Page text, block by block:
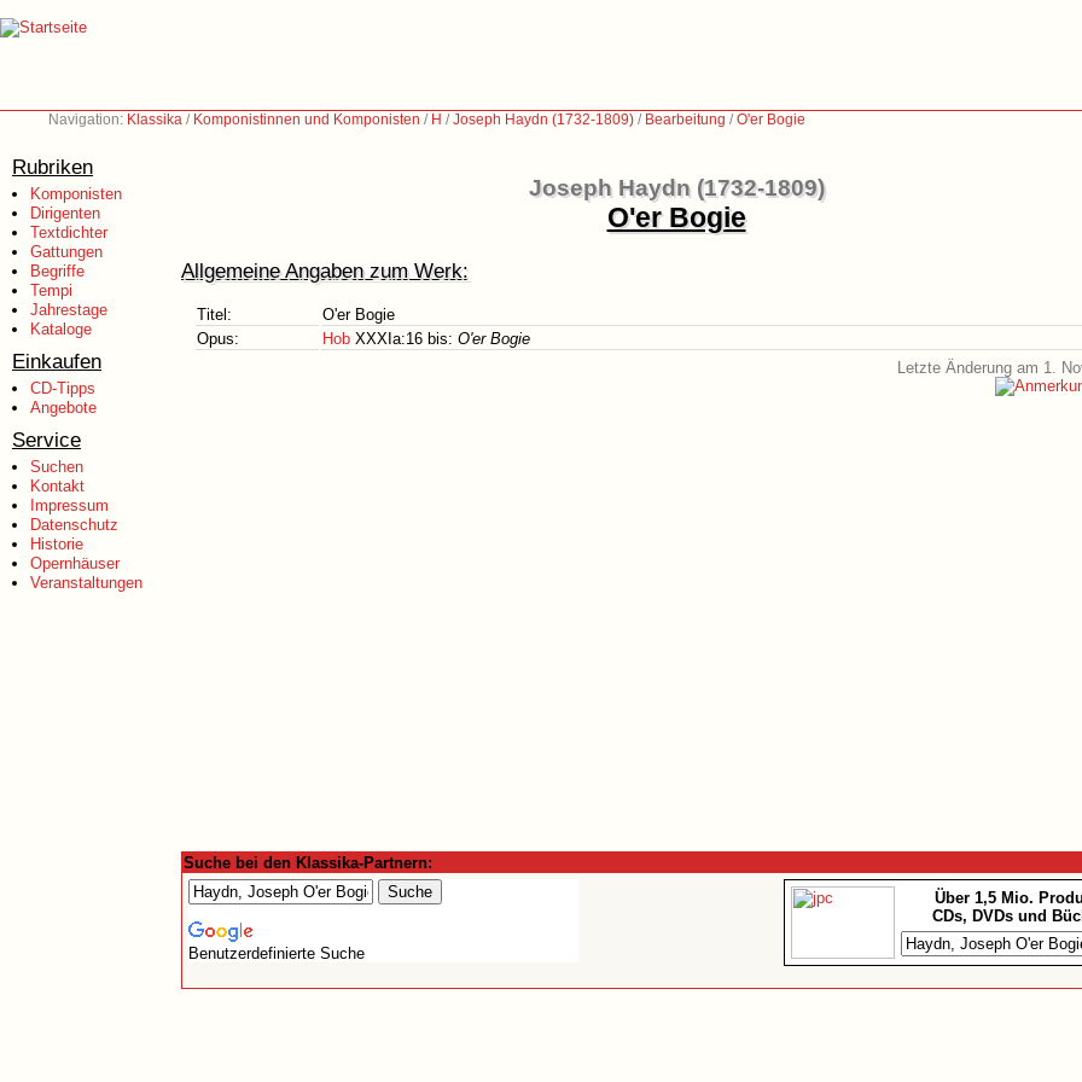
Navigation: Klassika / Komponistinnen und Komponisten / H /Joseph Haydn (1732-1809) / Bearbeitung /O'er Bogie
Rubriken
Komponisten
Dirigenten
Textdichter
Gattungen
Begriffe
Tempi
Jahrestage
Kataloge
Einkaufen
CD-Tipps
Angebote
Service
Suchen
Kontakt
Impressum
Datenschutz
Historie
Opernhäuser
Veranstaltungen
Joseph Haydn (1732-1809)
O'er Bogie
Allgemeine Angaben zum Werk:
Titel:
O'er Bogie
Opus:
Hob XXXIa:16 bis: O'er Bogie
Letzte Änderung am 1.
Suche bei den Klassika-Partnern:
Benutzerdefinierte Suche
Über 1,5 Mio.
CDs, DVDs und